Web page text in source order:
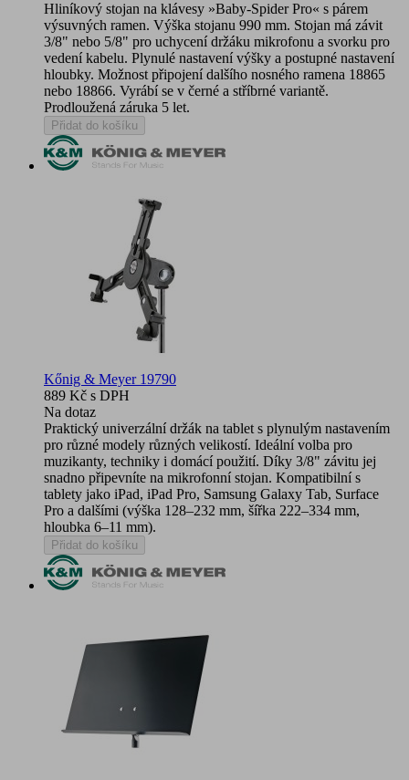
Hliníkový stojan na klávesy »Baby-Spider Pro« s párem
výsuvných ramen. Výška stojanu 990 mm. Stojan má závit
3/8" nebo 5/8" pro uchycení držáku mikrofonu a svorku pro
vedení kabelu. Plynulé nastavení výšky a postupné nastavení
hloubky. Možnost připojení dalšího nosného ramena 18865
nebo 18866. Vyrábí se v černé a stříbrné variantě.
Prodloužená záruka 5 let.
Přidat do košíku
Kőnig & Meyer 19790
889 Kč s DPH
Na dotaz
Praktický univerzální držák na tablet s plynulým nastavením
pro různé modely různých velikostí. Ideální volba pro
muzikanty, techniky i domácí použití. Díky 3/8" závitu jej
snadno připevníte na mikrofonní stojan. Kompatibilní s
tablety jako iPad, iPad Pro, Samsung Galaxy Tab, Surface
Pro a dalšími (výška 128–232 mm, šířka 222–334 mm,
hloubka 6–11 mm).
Přidat do košíku